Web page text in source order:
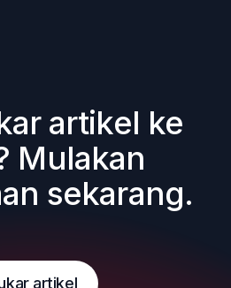
artikel ke
Mulakan
sekarang.
artikel